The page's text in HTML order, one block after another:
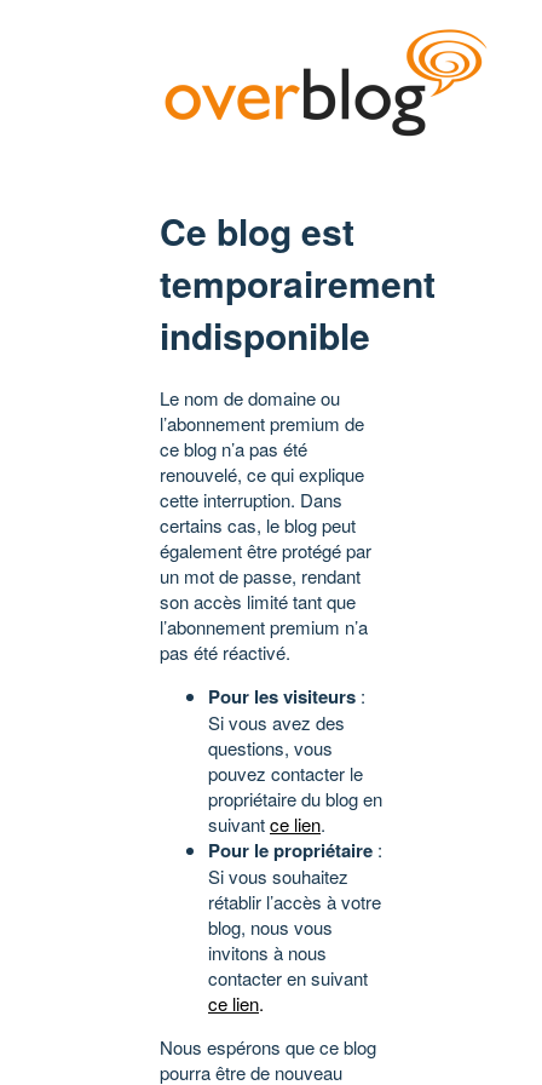
Ce blog est
temporairement
indisponible
Le nom de domaine ou
l’abonnement premium de
ce blog n’a pas été
renouvelé, ce qui explique
cette interruption. Dans
certains cas, le blog peut
également être protégé par
un mot de passe, rendant
son accès limité tant que
l’abonnement premium n’a
pas été réactivé.
Pour les visiteurs :
Si vous avez des
questions, vous
pouvez contacter le
propriétaire du blog en
suivantce lien.
Pour le propriétaire :
Si vous souhaitez
rétablir l’accès à votre
blog, nous vous
invitons à nous
contacter en suivant
ce lien.
Nous espérons que ce blog
pourra être de nouveau